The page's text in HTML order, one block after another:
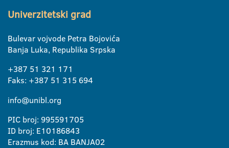
Univerzitetski grad
Bulevar vojvode Petra Bojovića
Banja Luka, Republika Srpska
+387 51 321 171
Faks: +387 51 315 694
info@unibl.org
PIC broj: 995591705
ID broj: E10186843
Erazmus kod: BA BANJA02